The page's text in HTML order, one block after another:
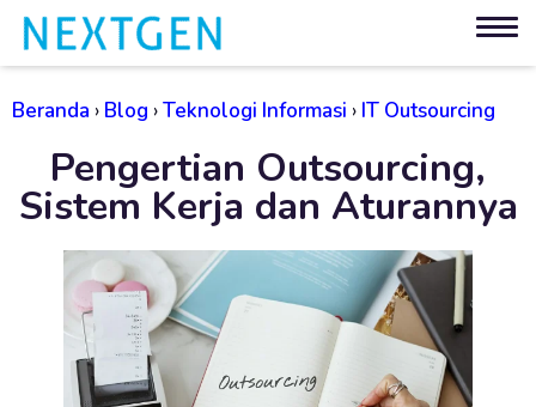
Beranda › Blog ›Teknologi Informasi › IT Outsourcing
Pengertian Outsourcing,
Sistem Kerja dan Aturannya